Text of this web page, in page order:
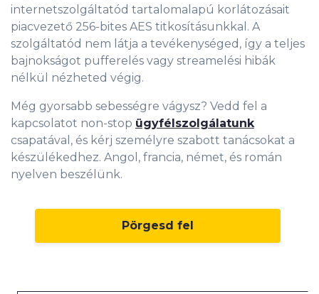
internetszolgáltatód tartalomalapú korlátozásait
piacvezető 256-bites AES titkosításunkkal. A
szolgáltatód nem látja a tevékenységed, így a teljes
bajnokságot pufferelés vagy streamelési hibák
nélkül nézheted végig.
Még gyorsabb sebességre vágysz? Vedd fel a
kapcsolatot non-stop ügyfélszolgálatunk
csapatával, és kérj személyre szabott tanácsokat a
készülékedhez. Angol, francia, német, és román
nyelven beszélünk.
Pörgesd fel